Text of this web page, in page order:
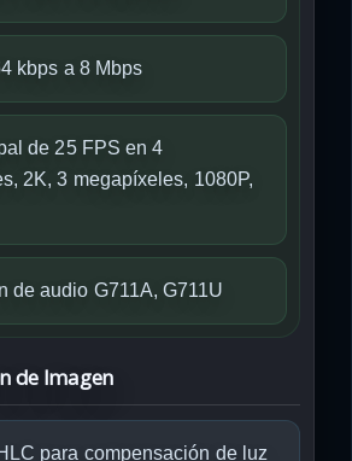
kbps a 8 Mbps
de 25 FPS en 4
2K, 3 megapíxeles, 1080P,
de audio G711A, G711U
de Imagen
para compensación de luz